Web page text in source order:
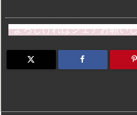
st
o
d
e
s
k
e
a
d r
よろしければシェアお願い